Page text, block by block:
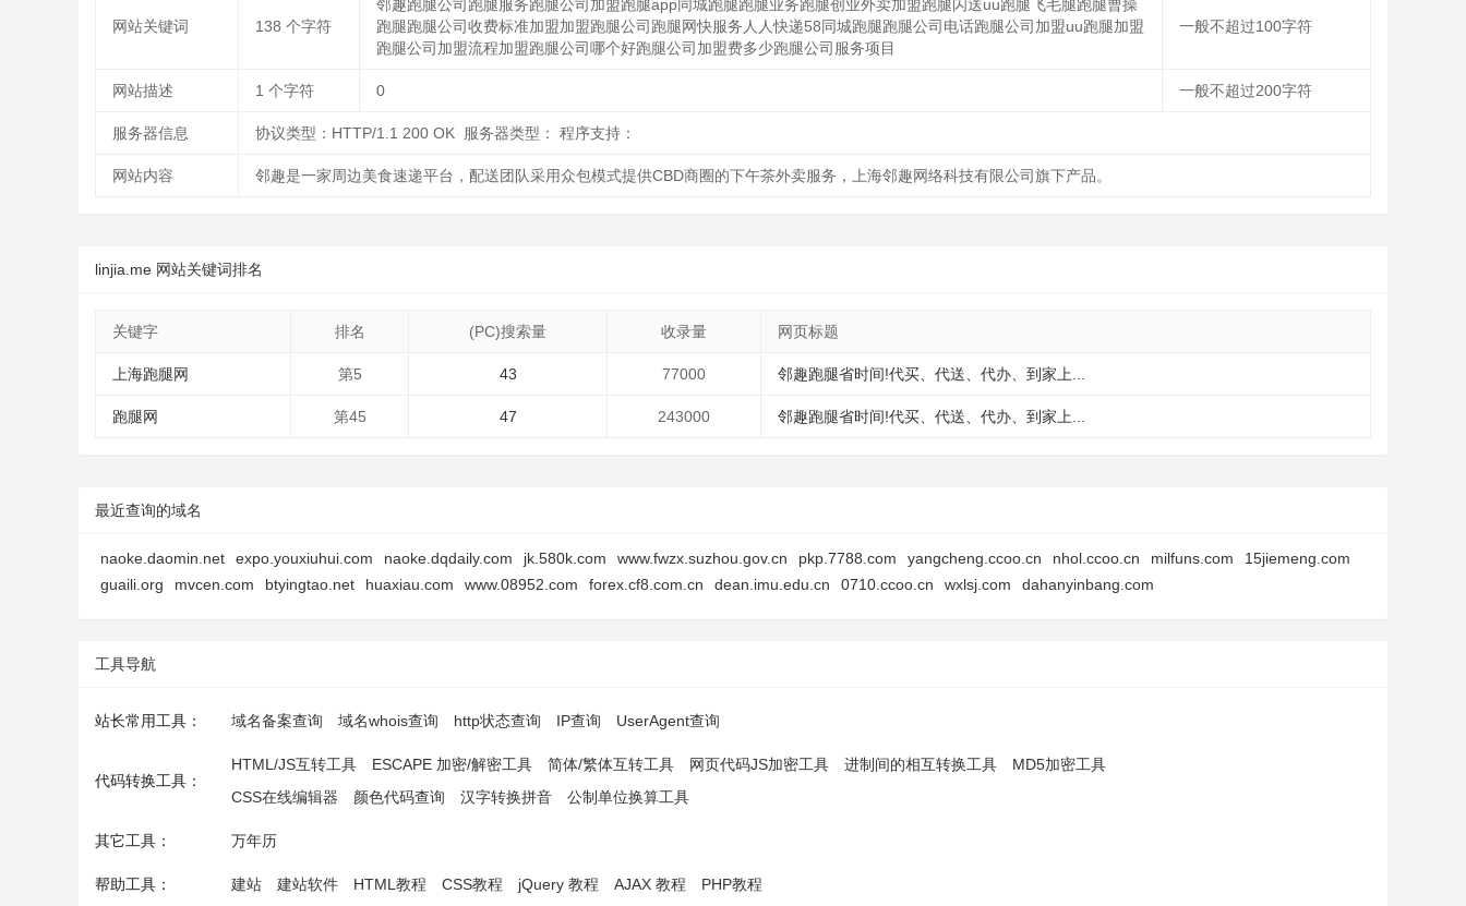
网站关键词 138 个字符
邻趣跑腿公司跑腿服务跑腿公司加盟跑腿app同城跑腿跑腿业务跑腿创业外卖加盟跑腿闪送uu跑腿飞毛腿跑腿曹操
跑腿跑腿公司收费标准加盟加盟跑腿公司跑腿网快服务人人快递58同城跑腿跑腿公司电话跑腿公司加盟uu跑腿加盟
跑腿公司加盟流程加盟跑腿公司哪个好跑腿公司加盟费多少跑腿公司服务项目
一般不超过100字符
网站描述 1 个字符 0 一般不超过200字符
服务器信息 协议类型：HTTP/1.1 200 OK 服务器类型： 程序支持：
网站内容 邻趣是一家周边美食速递平台，配送团队采用众包模式提供CBD商圈的下午茶外卖服务，上海邻趣网络科技有限公司旗下产品。
linjia.me 网站关键词排名
关键字 排名 (PC)搜索量 收录量 网页标题
上海跑腿网 第5 43 77000 邻趣跑腿省时间!代买、代送、代办、到家上...
跑腿网 第45 47 243000 邻趣跑腿省时间!代买、代送、代办、到家上...
最近查询的域名
naoke.daomin.net expo.youxiuhui.com naoke.dqdaily.com jk.580k.com www.fwzx.suzhou.gov.cn pkp.7788.com yangcheng.ccoo.cn nhol.ccoo.cn milfuns.com
15jiemeng.com
guaili.org
mvcen.com btyingtao.net huaxiau.com www.08952.com forex.cf8.com.cn dean.imu.edu.cn 0710.ccoo.cn wxlsj.com dahanyinbang.com
工具导航
站长常用工具： 域名备案查询 域名whois查询 http状态查询 IP查询 UserAgent查询
代码转换工具：
HTML/JS互转工具 ESCAPE 加密/解密工具 简体/繁体互转工具 网页代码JS加密工具 进制间的相互转换工具
MD5加密工具
CSS在线编辑器
颜色代码查询 汉字转换拼音 公制单位换算工具
其它工具： 万年历
帮助工具： 建站 建站软件 HTML教程 CSS教程 jQuery 教程 AJAX 教程 PHP教程